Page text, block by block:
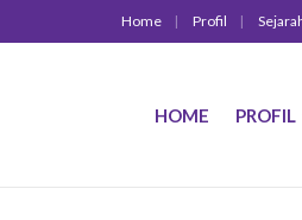
Home Profil
HOME PROFIL